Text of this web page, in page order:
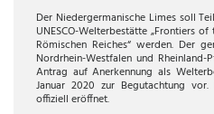
Der Niedergermanische Limes soll
UNESCO-Welterbestätte „Frontiers
Römischen Reiches“ werden. Der
Nordrhein-Westfalen und
Antrag auf Anerkennung als
Januar 2020 zur Begutachtung
offiziell eröffnet.